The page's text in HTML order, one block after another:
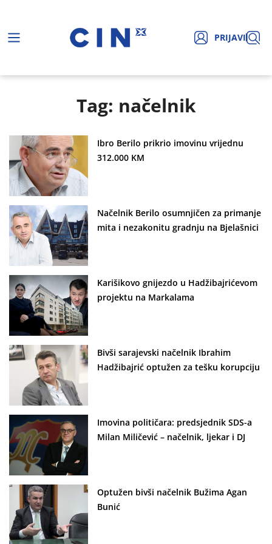
PRIJAVI
Tag: načelnik
Ibro Berilo prikrio imovinu vrijednu
312.000 KM
Načelnik Berilo osumnjičen za primanje
mita i nezakonitu gradnju na Bjelašnici
Karišikovo gnijezdo u Hadžibajrićevom
projektu na Markalama
Bivši sarajevski načelnik Ibrahim
Hadžibajrić optužen za tešku korupciju
Imovina političara: predsjednik SDS-a
Milan Miličević – načelnik, ljekar i DJ
Optužen bivši načelnik Bužima Agan
Bunić